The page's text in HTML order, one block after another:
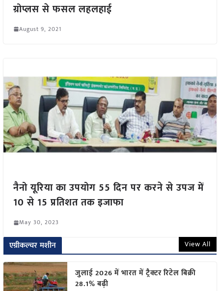
ग्रोप्लस से फसल लहलहाई
August 9, 2021
नैनो यूरिया का उपयोग 55 दिन पर करने से उपज में
10 से 15 प्रतिशत तक इजाफा
May 30, 2023
एग्रीकल्चर मशीन View All
जुलाई 2026 में भारत में ट्रैक्टर रिटेल बिक्री
28.1% बढ़ी